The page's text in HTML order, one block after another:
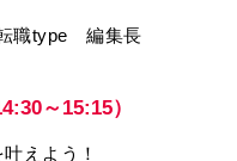
職type 編集長
～15:15）
えよう！